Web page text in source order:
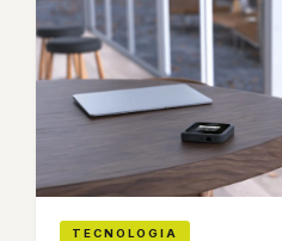
TECNOLOGIA